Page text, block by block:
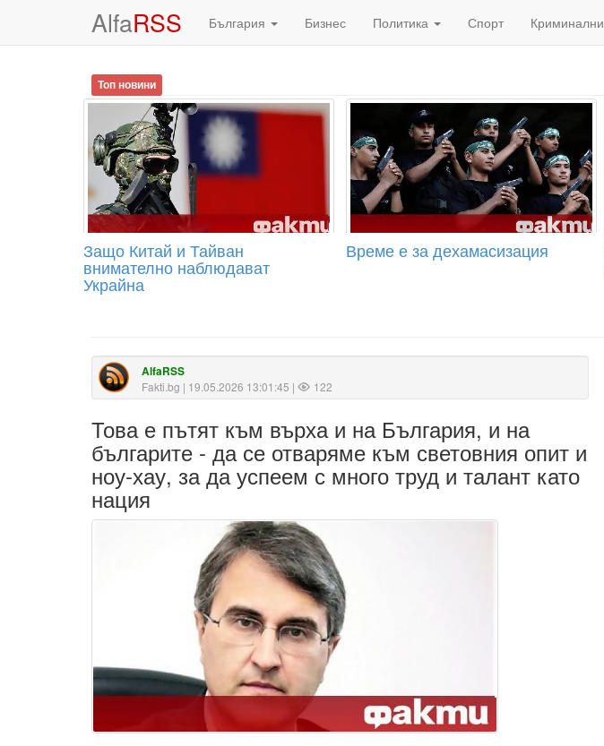
AlfaRSS България Бизнес Политика Спорт Криминални
Топ новини
Защо Китай и Тайван
внимателно наблюдават
Украйна
Време е за дехамасизация
AlfaRSS
Fakti.bg | 19.05.2026 13:01:45 | 122
Това е пътят към върха и на България, и на
българите - да се отваряме към световния опит и
ноу-хау, за да успеем с много труд и талант като
нация